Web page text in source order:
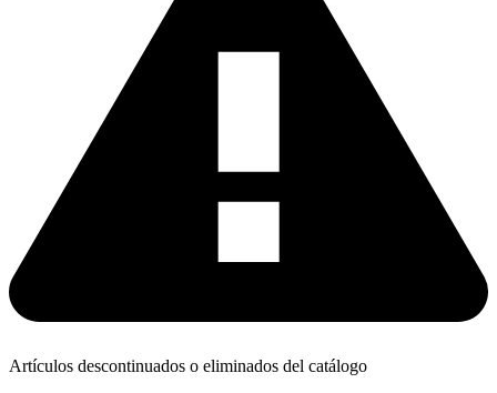
Artículos descontinuados o eliminados del catálogo